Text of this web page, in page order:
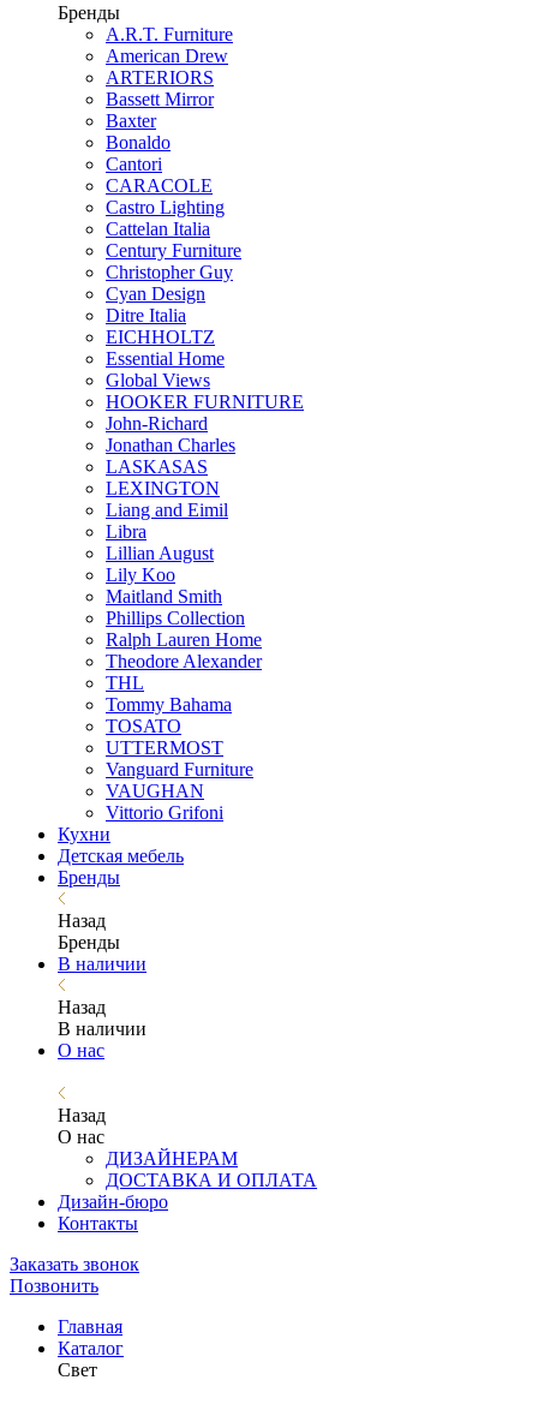
Бренды
A.R.T. Furniture
American Drew
ARTERIORS
Bassett Mirror
Baxter
Bonaldo
Cantori
CARACOLE
Castro Lighting
Cattelan Italia
Century Furniture
Christopher Guy
Cyan Design
Ditre Italia
EICHHOLTZ
Essential Home
Global Views
HOOKER FURNITURE
John-Richard
Jonathan Charles
LASKASAS
LEXINGTON
Liang and Eimil
Libra
Lillian August
Lily Koo
Maitland Smith
Phillips Collection
Ralph Lauren Home
Theodore Alexander
THL
Tommy Bahama
TOSATO
UTTERMOST
Vanguard Furniture
VAUGHAN
Vittorio Grifoni
Кухни
Детская мебель
Бренды
Назад
Бренды
В наличии
Назад
В наличии
О нас
Назад
О нас
ДИЗАЙНЕРАМ
ДОСТАВКА И ОПЛАТА
Дизайн-бюро
Контакты
Заказать звонок
Позвонить
Главная
Каталог
Свет